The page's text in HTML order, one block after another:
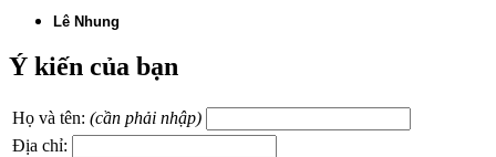
Lê Nhung
Ý kiến của bạn
Họ và tên: (cần phải nhập)
Địa chỉ: